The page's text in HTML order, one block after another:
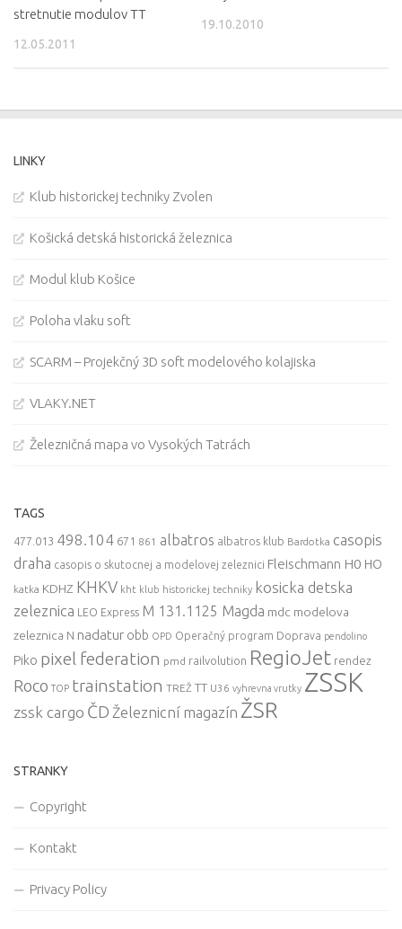
stretnutie modulov TT
12.05.2011
19.10.2010
LINKY
Klub historickej techniky Zvolen
Košická detská historická železnica
Modul klub Košice
Poloha vlaku soft
SCARM – Projekčný 3D soft modelového kolajiska
VLAKY.NET
Železničná mapa vo Vysokých Tatrách
TAGS
477.013 498.104 671 861 albatros albatros klub Bardotka casopis
draha casopis o skutocnej a modelovej zeleznici Fleischmann H0 HO
katka KDHZ KHKV kht klub historickej techniky kosicka detska
zeleznica
LEO Express M 131.1125 Magda mdc modelova
zeleznica N nadatur obb OPD Operačný program Doprava pendolino
Piko pixel federation pmd railvolution RegioJet rendez
Roco TOP trainstation TREŽ TT U36 vyhrevna vrutky ZSSK
zssk cargo ČD Železnicní magazín ŽSR
STRANKY
Copyright
Kontakt
Privacy Policy